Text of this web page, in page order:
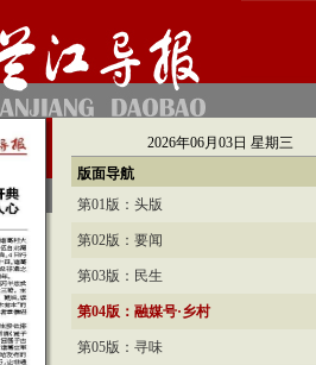
2026年06月03日 星期三
版面导航
第01版：头版
第02版：要闻
第03版：民生
第04版：融媒号·乡村
第05版：寻味